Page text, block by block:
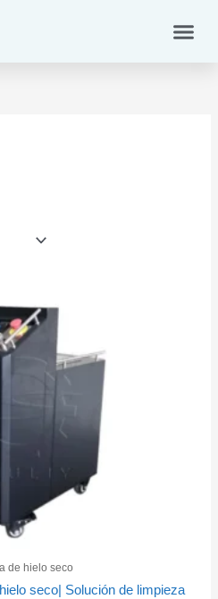
de hielo seco
seco| Solución de limpieza